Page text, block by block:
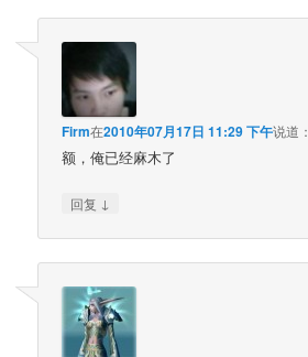
Firm在2010年07月17日 11:29 下午说道：
额，俺已经麻木了
回复 ↓